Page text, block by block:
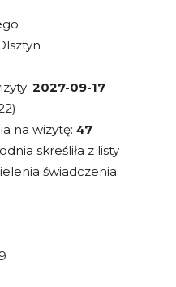
2027-09-17
na wizytę: 47
skreśliła z listy
świadczenia